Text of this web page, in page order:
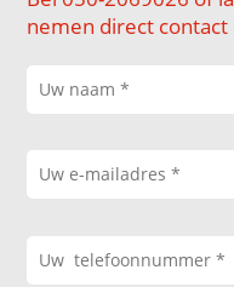
nemen direct contact